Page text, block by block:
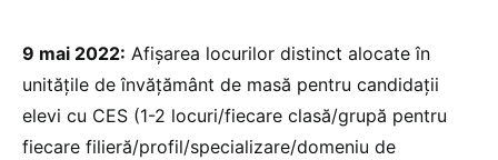
9 mai 2022: Afișarea locurilor distinct alocate în
unitățile de învățământ de masă pentru candidații
elevi cu CES (1-2 locuri/fiecare clasă/grupă pentru
fiecare filieră/profil/specializare/domeniu de